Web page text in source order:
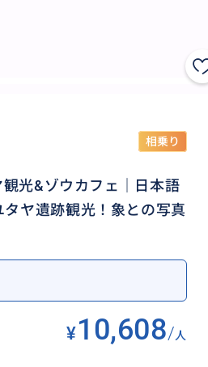
相乗り
光&ゾウカフェ｜日本語
ヤ遺跡観光！象との写真
¥10,608/人